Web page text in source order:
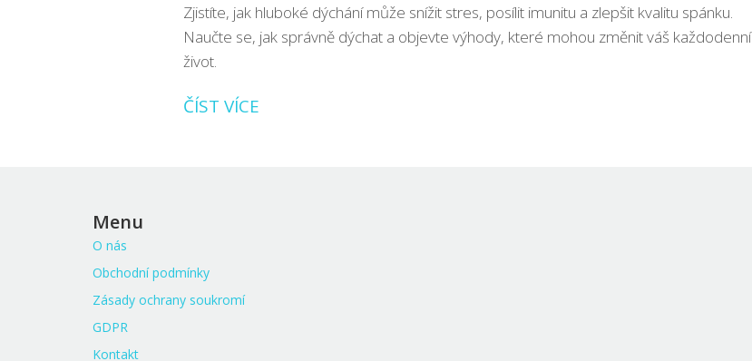
Zjistíte, jak hluboké dýchání může snížit stres, posílit imunitu a zlepšit kvalitu spánku.
Naučte se, jak správně dýchat a objevte výhody, které mohou změnit váš každodenní
život.
ČÍST VÍCE
Menu
O nás
Obchodní podmínky
Zásady ochrany soukromí
GDPR
Kontakt